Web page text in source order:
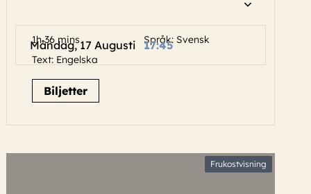
Måndag, 17 Augusti 17:45
1h 36 mins
Språk: Svensk
Text: Engelska
Biljetter
Frukostvisning